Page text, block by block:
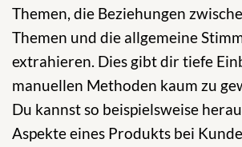
Themen, die Beziehungen
Themen und die allgemeine
extrahieren. Dies gibt dir tiefe
manuellen Methoden kaum zu
Du kannst so beispielsweise
Aspekte eines Produkts bei